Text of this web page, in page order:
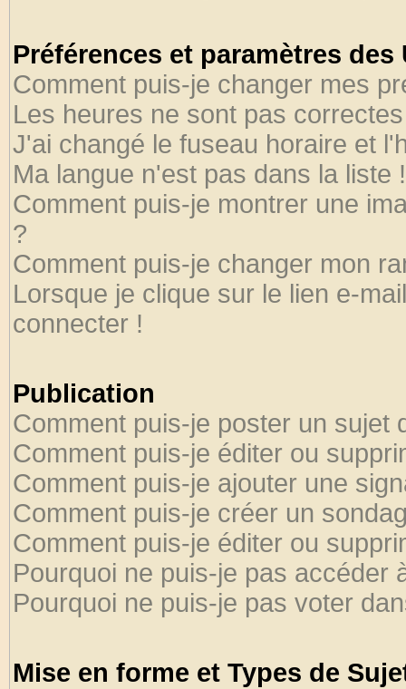
Préférences et paramètres
Comment puis-je changer mes
Les heures ne sont pas
J'ai changé le fuseau horaire et
Ma langue n'est pas dans la liste !
Comment puis-je montrer une
?
Comment puis-je changer mon
Lorsque je clique sur le lien e-
connecter !
Publication
Comment puis-je poster un sujet
Comment puis-je éditer ou
Comment puis-je ajouter une
Comment puis-je créer un
Comment puis-je éditer ou
Pourquoi ne puis-je pas accéder
Pourquoi ne puis-je pas voter
Mise en forme et Types de